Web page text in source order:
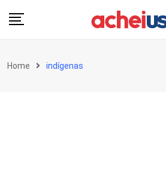
Home indígenas